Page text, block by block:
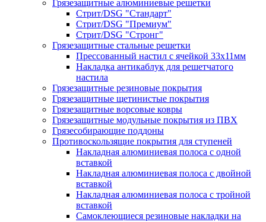
Грязезащитные алюминиевые решетки
Стрит/DSG "Стандарт"
Стрит/DSG "Премиум"
Стрит/DSG "Стронг"
Грязезащитные стальные решетки
Прессованный настил с ячейкой 33х11мм
Накладка антикаблук для решетчатого
настила
Грязезащитные резиновые покрытия
Грязезащитные щетинистые покрытия
Грязезащитные ворсовые ковры
Грязезащитные модульные покрытия из ПВХ
Грязесобирающие поддоны
Противоскользящие покрытия для ступеней
Накладная алюминиевая полоса с одной
вставкой
Накладная алюминиевая полоса с двойной
вставкой
Накладная алюминиевая полоса с тройной
вставкой
Самоклеющиеся резиновые накладки на